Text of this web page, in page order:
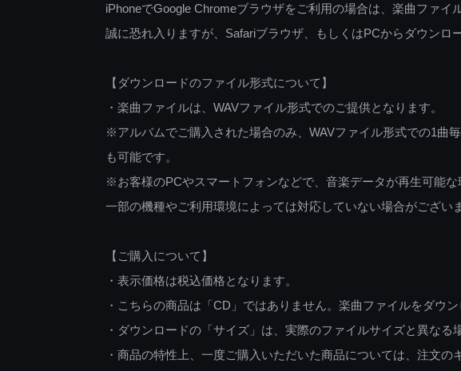
iPhoneでGoogle Chromeブラウザをご利用の場合は、楽曲ファイ
誠に恐れ入りますが、Safariブラウザ、もしくはPCからダウンロ
【ダウンロードのファイル形式について】
・楽曲ファイルは、WAVファイル形式でのご提供となります。
※アルバムでご購入された場合のみ、WAVファイル形式での1曲
も可能です。
※お客様のPCやスマートフォンなどで、音楽データが再生可能
一部の機種やご利用環境によっては対応していない場合がござい
【ご購入について】
・表示価格は税込価格となります。
・こちらの商品は「CD」ではありません。楽曲ファイルをダウ
・ダウンロードの「サイズ」は、実際のファイルサイズと異なる
・商品の特性上、一度ご購入いただいた商品については、注文の